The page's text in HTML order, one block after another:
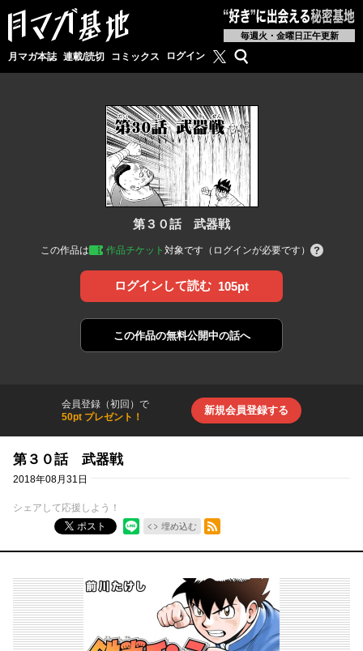
毎週火・金曜日正午更新
月マガ本誌 連載/読切 コミックス ログイン 月マガ基地公式X
検索
第３０話 武器戦
この作品は 作品チケット 対象です（ログインが必要です）
ログインして読む 105pt
この作品の無料公開中の話へ
会員登録（初回）で
50pt プレゼント！
新規会員登録する
第３０話 武器戦
2018年08月31日
シェアして応援しよう！
ポスト
埋め込む
RSSフィード